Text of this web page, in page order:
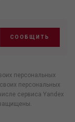
СООБЩИТЬ
персональных
персональных
сервиса Yandex